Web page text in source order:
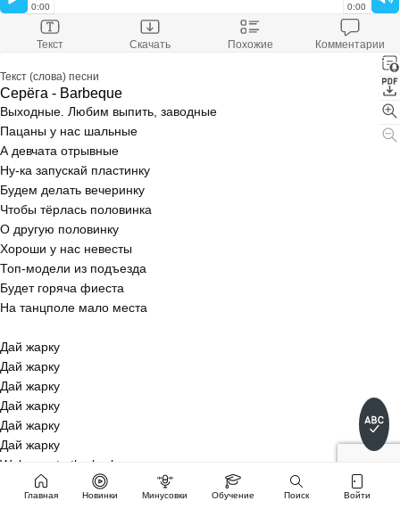
Главная Новинки Минусовки Обучение Поиск Войти
0:00 0:00
Текст Скачать Похожие Комментарии
Текст (слова) песни
Серёга - Barbeque
Выходные. Любим выпить, заводные
Пацаны у нас шальные
А девчата отрывные
Ну-ка запускай пластинку
Будем делать вечеринку
Чтобы тёрлась половинка
О другую половинку
Хороши у нас невесты
Топ-модели из подъезда
Будет горяча фиеста
На танцполе мало места
Дай жарку
Дай жарку
Дай жарку
Дай жарку
Дай жарку
Дай жарку
Welcome to the barbeque